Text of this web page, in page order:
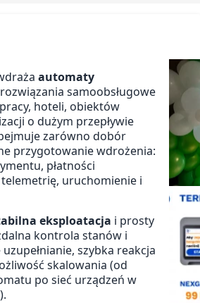
automaty
samoobsługowe
hoteli, obiektów
o dużym przepływie
zarówno dobór
przygotowanie wdrożenia:
płatności
uruchomienie i
eksploatacja i prosty
kontrola stanów i
szybka reakcja
skalowania (od
po sieć urządzeń w